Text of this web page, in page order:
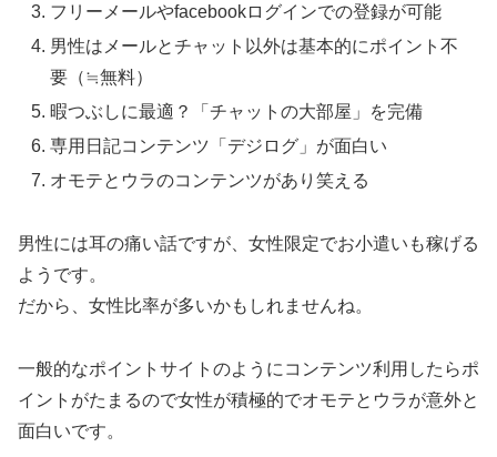
フリーメールやfacebookログインでの登録が可能
男性はメールとチャット以外は基本的にポイント不
要（≒無料）
暇つぶしに最適？「チャットの大部屋」を完備
専用日記コンテンツ「デジログ」が面白い
オモテとウラのコンテンツがあり笑える
男性には耳の痛い話ですが、女性限定でお小遣いも稼げる
ようです。
だから、女性比率が多いかもしれませんね。
一般的なポイントサイトのようにコンテンツ利用したらポ
イントがたまるので女性が積極的でオモテとウラが意外と
面白いです。